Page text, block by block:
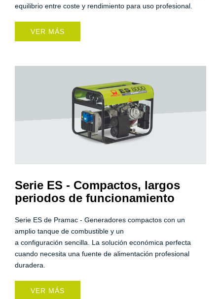
equilibrio entre coste y rendimiento para uso profesional.
VER MÁS
Serie ES - Compactos, largos
periodos de funcionamiento
Serie ES de Pramac - Generadores compactos con un
amplio tanque de combustible y un
a configuración sencilla. La solución económica perfecta
cuando necesita una fuente de alimentación profesional
duradera.
VER MÁS